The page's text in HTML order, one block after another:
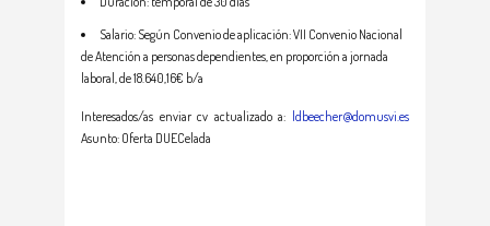
Salario: Según Convenio de aplicación: VII Convenio Nacional
de Atención a personas dependientes, en proporción a jornada
laboral, de 18.640,16€ b/a
Interesados/as enviar cv actualizado a: ldbeecher@domusvi.es
Asunto: Oferta DUECelada